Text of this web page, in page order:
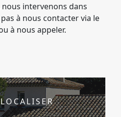
nous intervenons dans
pas à nous contacter via le
à nous appeler.